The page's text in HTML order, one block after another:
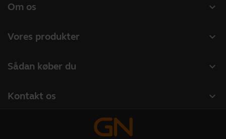
expand_more
Om os
Bæredygtighed
expand_more
Vores produkter
Konferencekameraer
expand_more
Sådan køber du
expand_more
Kontakt os
Kontakt vores salgsafdeling